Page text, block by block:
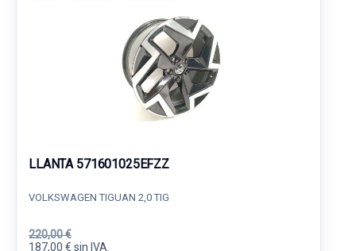
LLANTA 571601025EFZZ
VOLKSWAGEN TIGUAN 2,0 TIG
220,00 €
187,00 € sin IVA.